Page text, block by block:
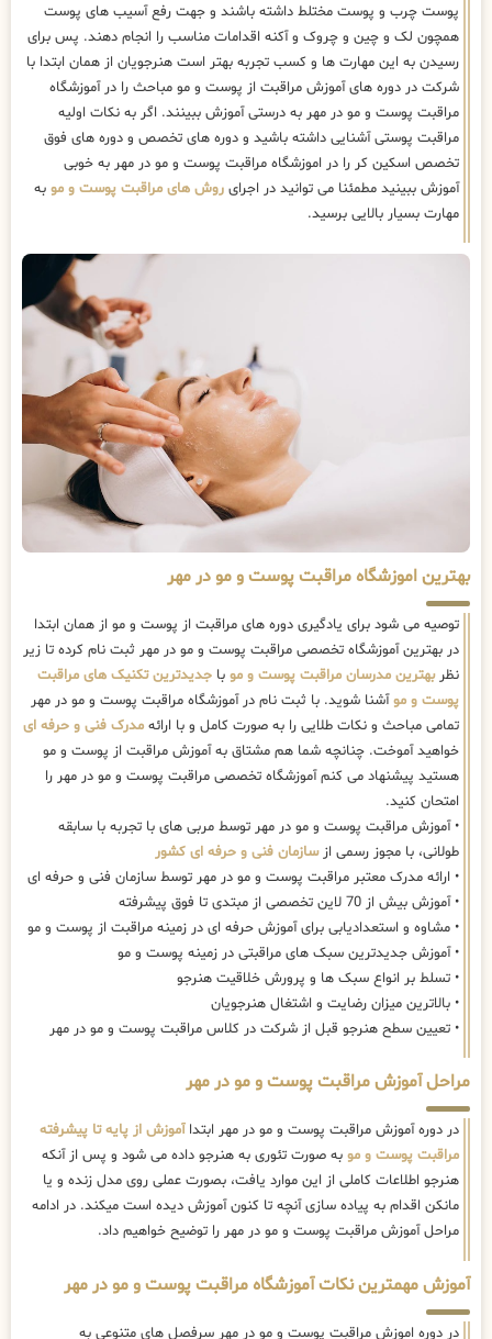
پوست چرب و پوست مختلط داشته باشند و جهت رفع آسیب های پوست
همچون لک و چین و چروک و آکنه اقدامات مناسب را انجام دهند. پس برای
رسیدن به این مهارت ها و کسب تجربه بهتر است هنرجویان از همان ابتدا با
شرکت در دوره های آموزش مراقبت از پوست و مو مباحث را در آموزشگاه
مراقبت پوست و مو در مهر به درستی آموزش ببینند. اگر به نکات اولیه
مراقبت پوستی آشنایی داشته باشید و دوره های تخصص و دوره های فوق
تخصص اسکین کر را در اموزشگاه مراقبت پوست و مو در مهر به خوبی
آموزش ببینید مطمئنا می توانید در اجرای روش های مراقبت پوست و مو به
مهارت بسیار بالایی برسید.
بهترین اموزشگاه مراقبت پوست و مو در مهر
توصیه می شود برای یادگیری دوره های مراقبت از پوست و مو از همان ابتدا
در بهترین آموزشگاه تخصصی مراقبت پوست و مو در مهر ثبت نام کرده تا زیر
نظربهترین مدرسان مراقبت پوست و مو با جدیدترین تکنیک های مراقبت
پوست و موآشنا شوید. با ثبت نام در آموزشگاه مراقبت پوست و مو در مهر
تمامی مباحث و نکات طلایی را به صورت کامل و با ارائه مدرک فنی و حرفه ای
خواهید آموخت. چنانچه شما هم مشتاق به آموزش مراقبت از پوست و مو
هستید پیشنهاد می کنم آموزشگاه تخصصی مراقبت پوست و مو در مهر را
امتحان کنید.
• آموزش مراقبت پوست و مو در مهر توسط مربی های با تجربه با سابقه
طولانی، با مجوز رسمی ازسازمان فنی و حرفه ای کشور
• ارائه مدرک معتبر مراقبت پوست و مو در مهر توسط سازمان فنی و حرفه ای
• آموزش بیش از 70 لاین تخصصی از مبتدی تا فوق پیشرفته
• مشاوه و استعدادیابی برای آموزش حرفه ای در زمینه مراقبت از پوست و مو
• آموزش جدیدترین سبک های مراقبتی در زمینه پوست و مو
• تسلط بر انواع سبک ها و پرورش خلاقیت هنرجو
• بالاترین میزان رضایت و اشتغال هنرجویان
• تعیین سطح هنرجو قبل از شرکت در کلاس مراقبت پوست و مو در مهر
مراحل آموزش مراقبت پوست و مو در مهر
در دوره آموزش مراقبت پوست و مو در مهر ابتداآموزش از پایه تا پیشرفته
مراقبت پوست و مو به صورت تئوری به هنرجو داده می شود و پس از آنکه
هنرجو اطلاعات کاملی از این موارد یافت، بصورت عملی روی مدل زنده و یا
مانکن اقدام به پیاده سازی آنچه تا کنون آموزش دیده است میکند. در ادامه
مراحل آموزش مراقبت پوست و مو در مهر را توضیح خواهیم داد.
آموزش مهمترین نکات آموزشگاه مراقبت پوست و مو در مهر
در دوره اموزش مراقبت پوست و مو در مهر سرفصل های متنوعی به